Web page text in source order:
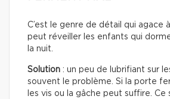
C’est le genre de détail qui agace
peut réveiller les enfants qui
la nuit.
Solution : un peu de lubrifiant sur
souvent le problème. Si la porte
les vis ou la gâche peut suffire. Ce